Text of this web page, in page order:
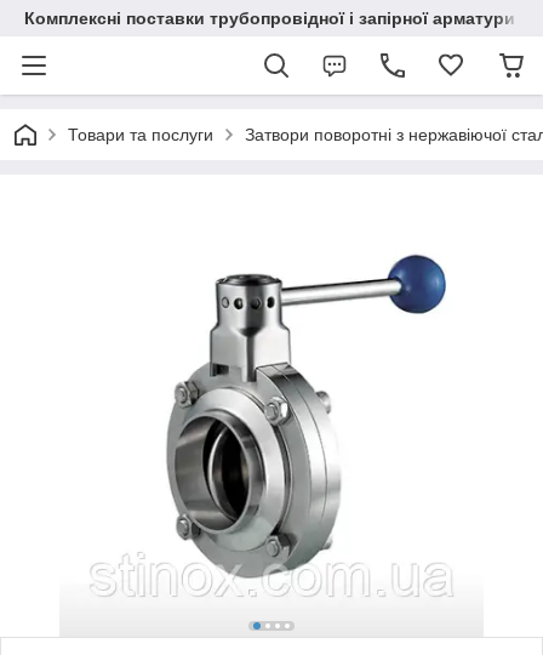
Комплексні поставки трубопровідної і запірної арматури
Товари та послуги Затвори поворотні з нержавіючої